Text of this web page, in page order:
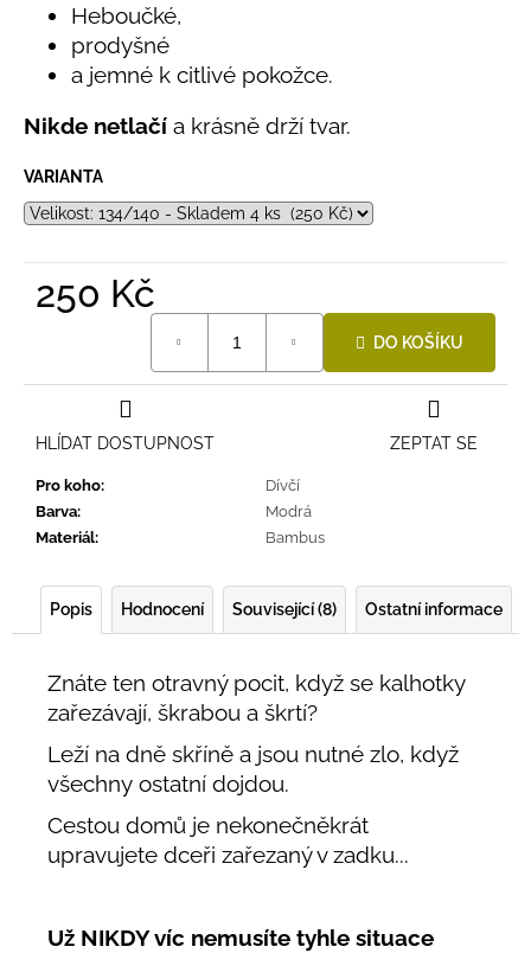
Heboučké,
prodyšné
a jemné k citlivé pokožce.
Nikde netlačí a krásně drží tvar.
VARIANTA
250 Kč
DO KOŠÍKU
Pro koho:
Dívčí
Barva:
Modrá
Materiál: Bambus
ZEPTAT SE
HLÍDAT DOSTUPNOST
Popis Hodnocení Související (8) Ostatní informace
Znáte ten otravný pocit, když se kalhotky
zařezávají, škrabou a škrtí?
Leží na dně skříně a jsou nutné zlo, když
všechny ostatní dojdou.
Cestou domů je nekonečněkrát
upravujete dceři zařezaný v zadku...
Už NIKDY víc nemusíte tyhle situace
LETNÍ
RYCHLESCHNOUCÍ
TYRKYSOVÉ
695
Kč